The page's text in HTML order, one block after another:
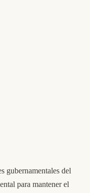
gubernamentales del
para mantener el